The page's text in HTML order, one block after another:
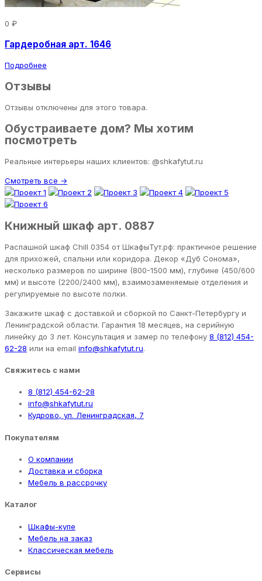
0 ₽
Гардеробная арт. 1646
Подробнее
Отзывы
Отзывы отключены для этого товара.
Обустраиваете дом? Мы хотим
посмотреть
Реальные интерьеры наших клиентов: @shkafytut.ru
Смотреть все →
Книжный шкаф арт. 0887
Распашной шкаф Chill 0354 от ШкафыТут.рф: практичное решение
для прихожей, спальни или коридора. Декор «Дуб Сонома»,
несколько размеров по ширине (800-1500 мм), глубине (450/600
мм) и высоте (2200/2400 мм), взаимозаменяемые отделения и
регулируемые по высоте полки.
Закажите шкаф с доставкой и сборкой по Санкт-Петербургу и
Ленинградской области. Гарантия 18 месяцев, на серийную
линейку до 3 лет. Консультация и замер по телефону 8 (812) 454-
62-28 или на email info@shkafytut.ru.
Свяжитесь с нами
8 (812) 454-62-28
info@shkafytut.ru
Кудрово, ул. Ленинградская, 7
Покупателям
О компании
Доставка и сборка
Мебель в рассрочку
Каталог
Шкафы-купе
Мебель на заказ
Классическая мебель
Сервисы